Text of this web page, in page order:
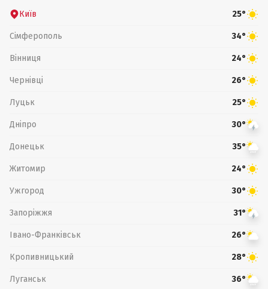
Київ 25°
Сімферополь 34°
Вінниця 24°
Чернівці 26°
Луцьк 25°
Дніпро 30°
Донецьк 35°
Житомир 24°
Ужгород 30°
Запоріжжя 31°
Івано-Франківськ 26°
Кропивницький 28°
Луганськ 36°